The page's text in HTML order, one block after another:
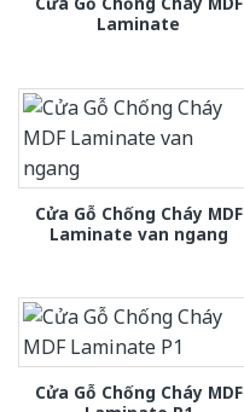
Laminate
Cửa Gỗ Chống Cháy MDF
Laminate van ngang
Cửa Gỗ Chống Cháy MDF